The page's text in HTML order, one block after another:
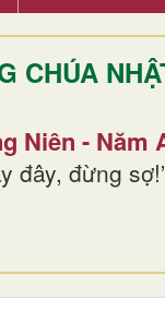
CHÚA
Niên - Năm
đây, đừng